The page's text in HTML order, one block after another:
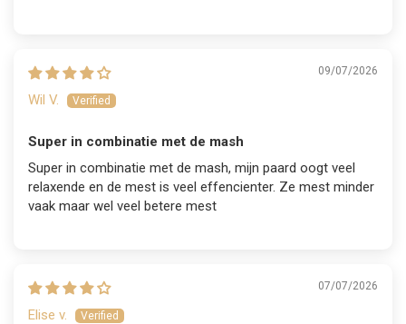
09/07/2026
Wil V.
Super in combinatie met de mash
Super in combinatie met de mash, mijn paard oogt veel
relaxende en de mest is veel effencienter. Ze mest minder
vaak maar wel veel betere mest
07/07/2026
Elise v.